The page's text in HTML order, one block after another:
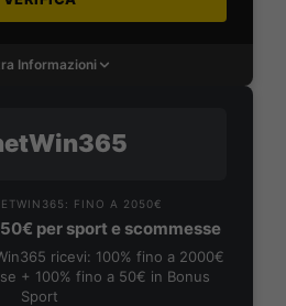
Informazioni
FINO A 2050€
per sport e scommesse
ricevi: 100% fino a 2000€
+ 100% fino a 50€ in Bonus
Sport